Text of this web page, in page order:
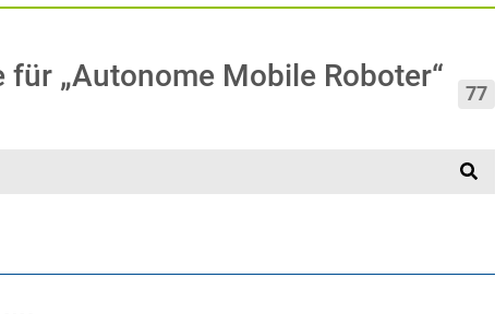
für „Autonome Mobile Roboter“ 77